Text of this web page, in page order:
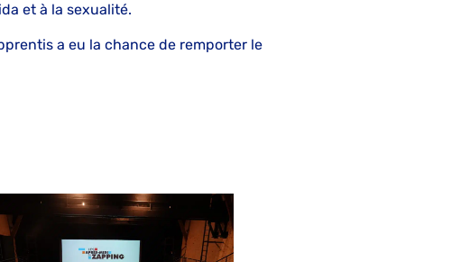
et à la sexualité.
a eu la chance de remporter le